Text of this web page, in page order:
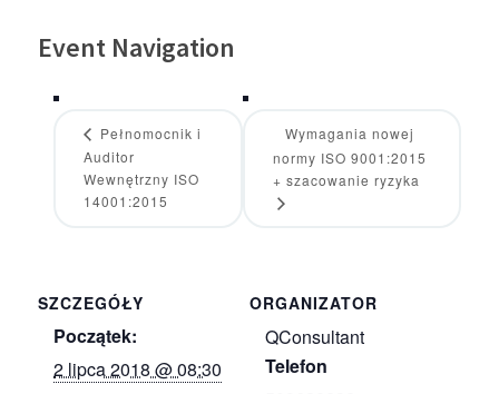
SZCZEGÓŁY
Początek:
2 lipca 2018 @ 08:30
ORGANIZATOR
QConsultant
Telefon
Event Navigation
Pełnomocnik i
Auditor
Wewnętrzny ISO
14001:2015
Wymagania nowej
normy ISO 9001:2015
+ szacowanie ryzyka